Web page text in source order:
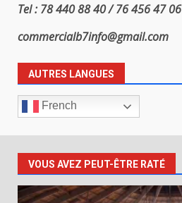
Tel : 78 440 88 40 / 76 456 47 06
commercialb7info@gmail.com
AUTRES LANGUES
French
VOUS AVEZ PEUT-ÊTRE RATÉ